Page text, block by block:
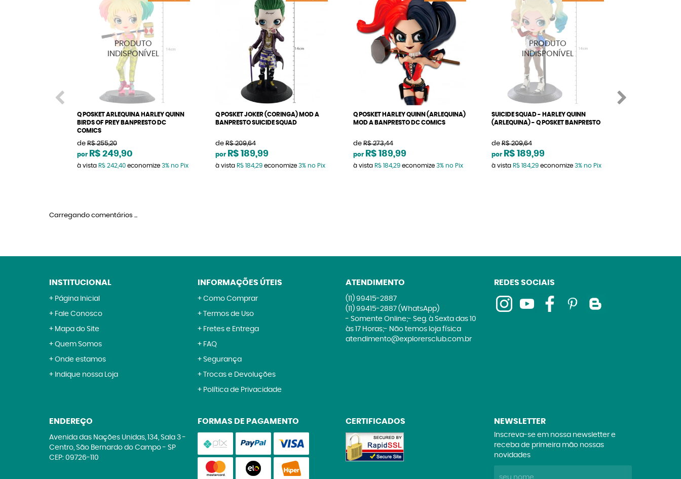
Q POSKET ARLEQUINA HARLEY QUINN
BIRDS OF PREY BANPRESTO DC
COMICS
de R$ 255,20
por R$ 249,90
à vista R$ 242,40 economize 3% no Pix
Q POSKET JOKER (CORINGA) MOD A
BANPRESTO SUICIDE SQUAD
de R$ 209,64
por R$ 189,99
à vista R$ 184,29economize 3% no Pix
Q POSKET HARLEY QUINN (ARLEQUINA)
MOD A BANPRESTO DC COMICS
de R$ 273,44
por R$ 189,99
à vista R$ 184,29 economize 3% no Pix
SUICIDE SQUAD - HARLEY QUINN
(ARLEQUINA) - Q POSKET BANPRESTO
de R$ 209,64
por R$ 189,99
à vista R$ 184,29economize 3% no Pix
Carregando comentários ...
INSTITUCIONAL
Página Inicial
Fale Conosco
Mapa do Site
Quem Somos
Onde estamos
Indique nossa Loja
INFORMAÇÕES ÚTEIS
Como Comprar
Termos de Uso
Fretes e Entrega
FAQ
Segurança
Trocas e Devoluções
Política de Privacidade
ATENDIMENTO
(11) 99415-2887
(11) 99415-2887 (WhatsApp)
- Somente Online;- Seg. à Sexta das 10
às 17 Horas;- Não temos loja física
atendimento@explorersclub.com.br
REDES SOCIAIS
ENDEREÇO
Avenida das Nações Unidas, 134, Sala 3-
Centro, São Bernardo do Campo- SP
CEP: 09726-110
FORMAS DE PAGAMENTO CERTIFICADOS NEWSLETTER
Inscreva-se em nossa newsletter e
receba de primeira mão nossas
novidades